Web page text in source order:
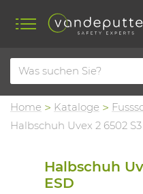
Home Kataloge
Halbschuh Uvex 2 6502 S3
Halbschuh
ESD